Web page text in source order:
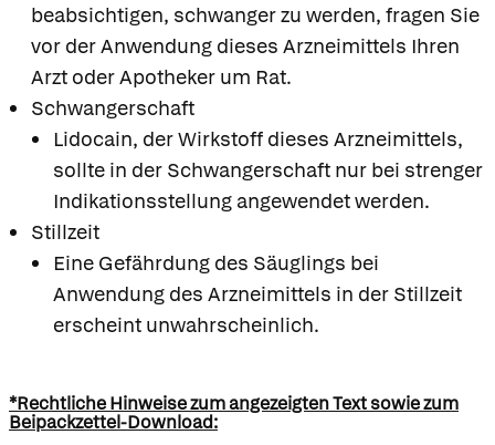
beabsichtigen, schwanger zu werden, fragen Sie
vor der Anwendung dieses Arzneimittels Ihren
Arzt oder Apotheker um Rat.
Schwangerschaft
Lidocain, der Wirkstoff dieses Arzneimittels,
sollte in der Schwangerschaft nur bei strenger
Indikationsstellung angewendet werden.
Stillzeit
Eine Gefährdung des Säuglings bei
Anwendung des Arzneimittels in der Stillzeit
erscheint unwahrscheinlich.
*Rechtliche Hinweise zum angezeigten Text sowie zum
Beipackzettel-Download: